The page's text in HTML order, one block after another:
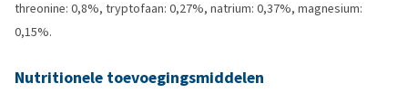
threonine: 0,8%, tryptofaan: 0,27%, natrium: 0,37%, magnesium:
0,15%.
Nutritionele toevoegingsmiddelen